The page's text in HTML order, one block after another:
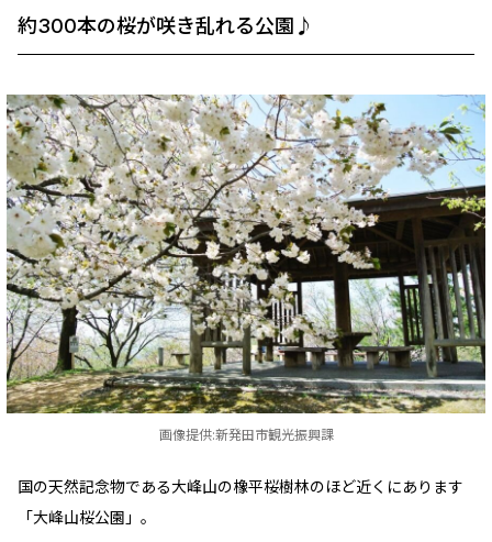
約300本の桜が咲き乱れる公園♪
画像提供:新発田市観光振興課
国の天然記念物である大峰山の橡平桜樹林のほど近くにあります
「大峰山桜公園」。